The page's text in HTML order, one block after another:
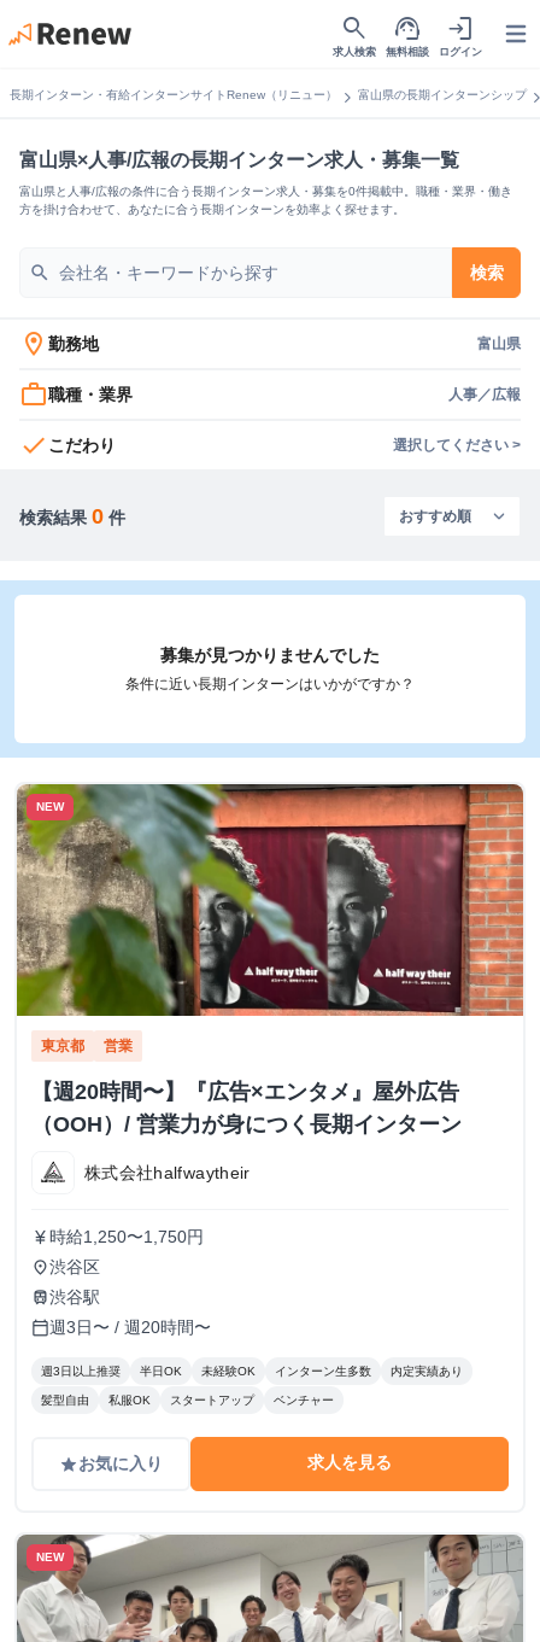
search
求人検索
support_agent
無料相談
login
ログイン
長期インターン・有給インターンサイトRenew（リニュー） chevron_right 富山県の長期インターンシップ
富山県×人事/広報の長期インターン求人・募集一覧
富山県と人事/広報の条件に合う長期インターン求人・募集を0件掲載中。職種・業界・働き
方を掛け合わせて、あなたに合う長期インターンを効率よく探せます。
search 検索
location_on 勤務地 富山県
work_outline職種・業界 人事／広報
check こだわり 選択してください >
検索結果 0 件
募集が見つかりませんでした
条件に近い長期インターンはいかがですか？
NEW
東京都 営業
【週20時間〜】『広告×エンタメ』屋外広告
（OOH）/ 営業力が身につく長期インターン
株式会社halfwaytheir
currency_yen 時給1,250〜1,750円
place渋谷区
train渋谷駅
calendar_today週3日〜 / 週20時間〜
週3日以上推奨 半日OK 未経験OK インターン生多数 内定実績あり
髪型自由 私服OK スタートアップ ベンチャー
gradeお気に入り 求人を見る
NEW